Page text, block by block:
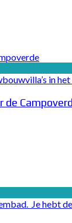
in
de
Je hebt